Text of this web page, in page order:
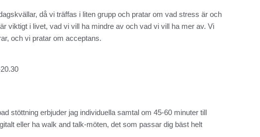
då vi träffas i liten grupp och pratar om vad stress är och
viktigt i livet, vad vi vill ha mindre av och vad vi vill ha mer av. Vi
och vi pratar om acceptans.
stöttning erbjuder jag individuella samtal om 45-60 minuter till
eller ha walk and talk-möten, det som passar dig bäst helt